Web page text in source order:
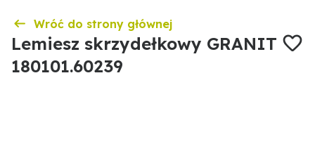
Wróć do strony głównej
Lemiesz skrzydełkowy GRANIT
180101.60239